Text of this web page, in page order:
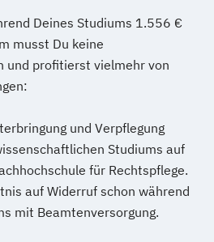
Deines Studiums 1.556 €
musst Du keine
und profitierst vielmehr von
und Verpflegung
Studiums auf
für Rechtspflege.
auf Widerruf schon während
mit Beamtenversorgung.